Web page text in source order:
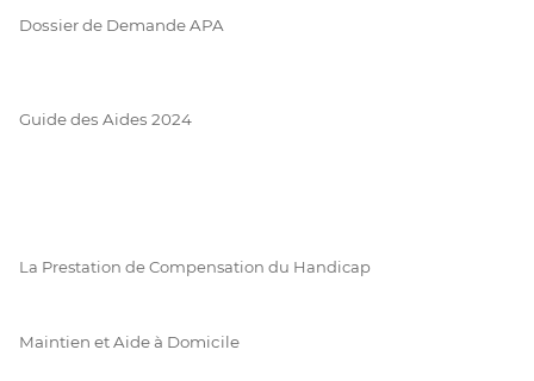
Dossier de Demande APA
Guide des Aides 2024
La Prestation de Compensation du Handicap
Maintien et Aide à Domicile